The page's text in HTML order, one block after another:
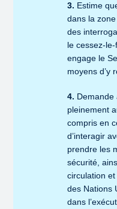
3. Estime
dans la
des
le cessez-
engage le
moyens d’y
4. Demande
pleinement
compris en
d’interagir
prendre les
sécurité,
circulation
des Nations
dans